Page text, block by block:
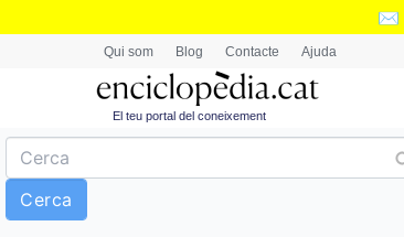
✉️
Qui som Blog Contacte Ajuda
El teu portal del coneixement